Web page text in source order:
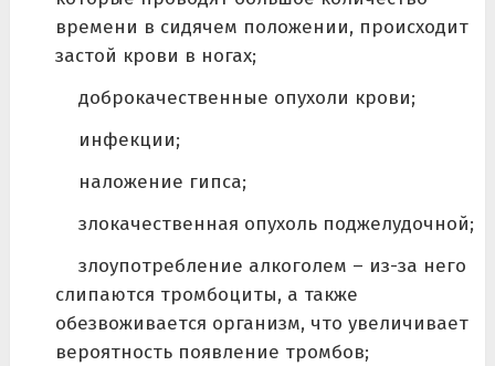
времени в сидячем положении, происходит
застой крови в ногах;
доброкачественные опухоли крови;
инфекции;
наложение гипса;
злокачественная опухоль поджелудочной;
злоупотребление алкоголем – из-за него
слипаются тромбоциты, а также
обезвоживается организм, что увеличивает
вероятность появление тромбов;